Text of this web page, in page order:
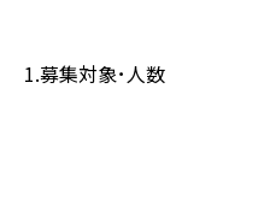
1.募集対象･人数